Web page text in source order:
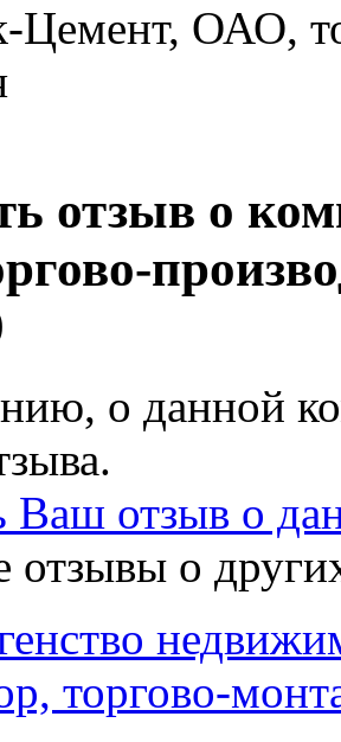
Цемент, ОАО,
отзыв о
о данной
Ваш отзыв о
отзывы о
торгово-